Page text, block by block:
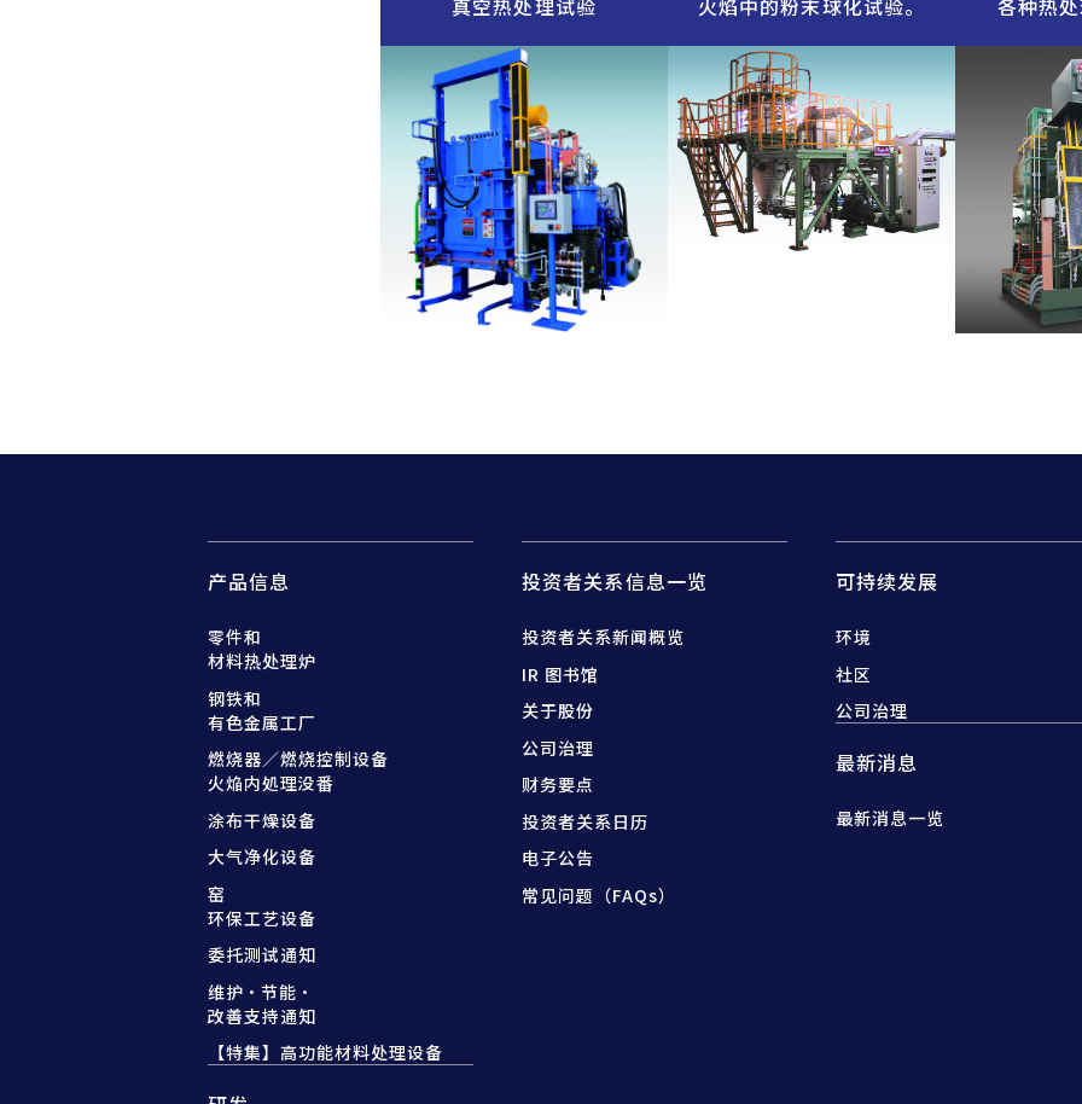
真空热处理试验 火焰中的粉末球化试验。 各种热
产品信息
零件和
材料热处理炉
钢铁和
有色金属工厂
燃烧器／燃烧控制设备
火焔内処理没番
涂布干燥设备
大气净化设备
窑
环保工艺设备
委托测试通知
维护·节能·
改善支持通知
【特集】高功能材料处理设备
投资者关系信息一览
投资者关系新闻概览
IR 图书馆
关于股份
公司治理
财务要点
投资者关系日历
电子公告
常见问题（FAQs）
可持续发展
环境
社区
公司治理
最新消息
最新消息一览